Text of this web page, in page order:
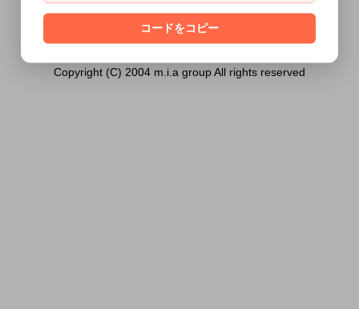
[ はい ] [ いいえ ]
Copyright (C) 2004 m.i.a group All rights reserved
コードをコピー